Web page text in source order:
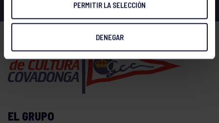
PERMITIR LA SELECCIÓN
DENEGAR
EL GRUPO